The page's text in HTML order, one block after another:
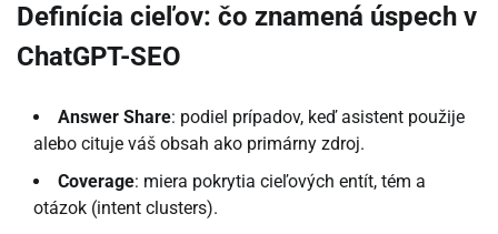
Definícia cieľov: čo znamená úspech v
ChatGPT-SEO
Answer Share: podiel prípadov, keď asistent použije
alebo cituje váš obsah ako primárny zdroj.
Coverage: miera pokrytia cieľových entít, tém a
otázok (intent clusters).